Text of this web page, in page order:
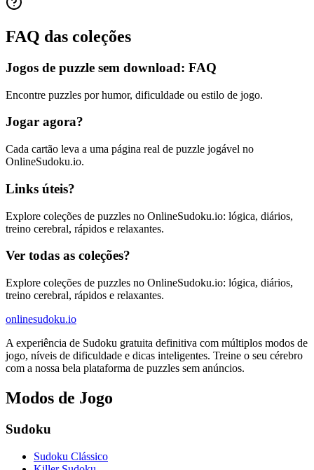
FAQ das coleções
Jogos de puzzle sem download: FAQ
Encontre puzzles por humor, dificuldade ou estilo de jogo.
Jogar agora?
Cada cartão leva a uma página real de puzzle jogável no
OnlineSudoku.io.
Links úteis?
Explore coleções de puzzles no OnlineSudoku.io: lógica, diários,
treino cerebral, rápidos e relaxantes.
Ver todas as coleções?
Explore coleções de puzzles no OnlineSudoku.io: lógica, diários,
treino cerebral, rápidos e relaxantes.
onlinesudoku.io
A experiência de Sudoku gratuita definitiva com múltiplos modos de
jogo, níveis de dificuldade e dicas inteligentes. Treine o seu cérebro
com a nossa bela plataforma de puzzles sem anúncios.
Modos de Jogo
Sudoku
Sudoku Clássico